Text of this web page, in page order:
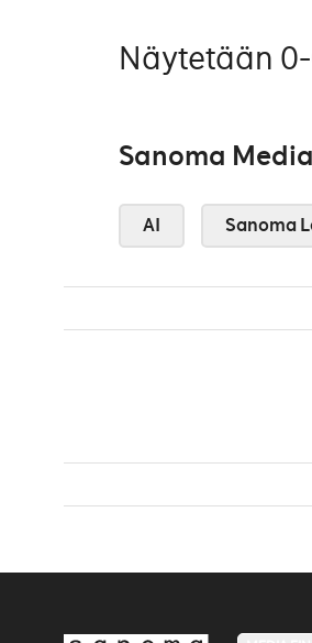
Näytetään
Sanoma
AI Sanoma